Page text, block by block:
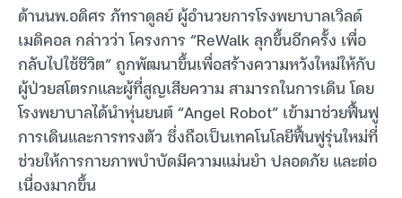
ด้านนพ.อดิศร ภัทราดูลย์ ผู้อำนวยการโรงพยาบาลเวิลด์
เมดิคอล กล่าวว่า โครงการ “ReWalk ลุกขึ้นอีกครั้ง เพื่อ
กลับไปใช้ชีวิต” ถูกพัฒนาขึ้นเพื่อสร้างความหวังใหม่ให้กับ
ผู้ป่วยสโตรกและผู้ที่สูญเสียความ สามารถในการเดิน โดย
โรงพยาบาลได้นำหุ่นยนต์ “Angel Robot” เข้ามาช่วยฟื้นฟู
การเดินและการทรงตัว ซึ่งถือเป็นเทคโนโลยีฟื้นฟูรุ่นใหม่ที่
ช่วยให้การกายภาพบำบัดมีความแม่นยำ ปลอดภัย และต่อ
เนื่องมากขึ้น